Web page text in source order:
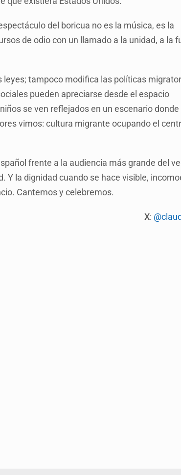
del boricua no es la música, es la
de odio con un llamado a la unidad, a la
tampoco modifica las políticas
pueden apreciarse desde el espacio
se ven reflejados en un escenario
vimos: cultura migrante ocupando el
frente a la audiencia más grande del
Y la dignidad cuando se hace visible,
Cantemos y celebremos.
X: